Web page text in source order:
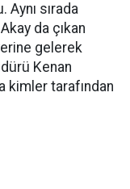
sırada
da çıkan
gelerek
Kenan
kimler tarafından